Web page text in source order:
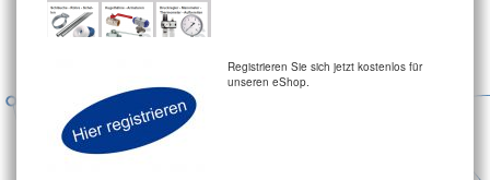
Registrieren Sie sich jetzt kostenlos für
unseren eShop.